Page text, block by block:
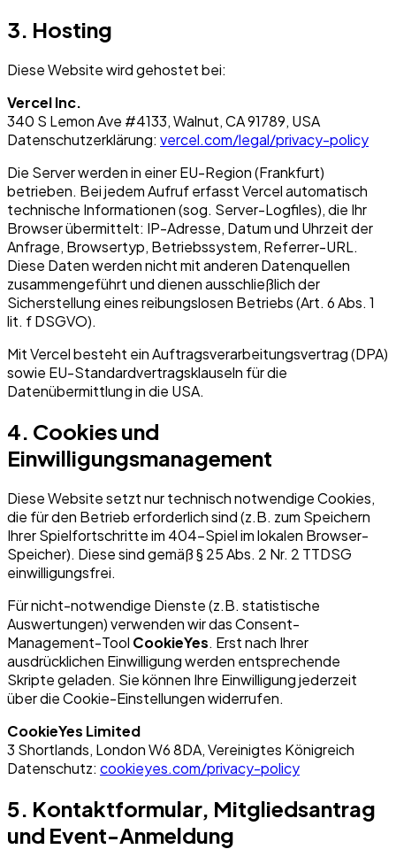
3. Hosting
Diese Website wird gehostet bei:
Vercel Inc.
340 S Lemon Ave #4133, Walnut, CA 91789, USA
Datenschutzerklärung: vercel.com/legal/privacy-policy
Die Server werden in einer EU-Region (Frankfurt)
betrieben. Bei jedem Aufruf erfasst Vercel automatisch
technische Informationen (sog. Server-Logfiles), die Ihr
Browser übermittelt: IP-Adresse, Datum und Uhrzeit der
Anfrage, Browsertyp, Betriebssystem, Referrer-URL.
Diese Daten werden nicht mit anderen Datenquellen
zusammengeführt und dienen ausschließlich der
Sicherstellung eines reibungslosen Betriebs (Art. 6 Abs. 1
lit. f DSGVO).
Mit Vercel besteht ein Auftragsverarbeitungsvertrag (DPA)
sowie EU-Standardvertragsklauseln für die
Datenübermittlung in die USA.
4. Cookies und
Einwilligungsmanagement
Diese Website setzt nur technisch notwendige Cookies,
die für den Betrieb erforderlich sind (z.B. zum Speichern
Ihrer Spielfortschritte im 404-Spiel im lokalen Browser-
Speicher). Diese sind gemäß § 25 Abs. 2 Nr. 2 TTDSG
einwilligungsfrei.
Für nicht-notwendige Dienste (z.B. statistische
Auswertungen) verwenden wir das Consent-
Management-Tool CookieYes. Erst nach Ihrer
ausdrücklichen Einwilligung werden entsprechende
Skripte geladen. Sie können Ihre Einwilligung jederzeit
über die Cookie-Einstellungen widerrufen.
CookieYes Limited
3 Shortlands, London W6 8DA, Vereinigtes Königreich
Datenschutz: cookieyes.com/privacy-policy
5. Kontaktformular, Mitgliedsantrag
und Event-Anmeldung